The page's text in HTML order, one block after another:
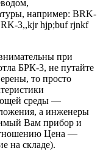
например: BRK-
3,,kjr hjp;buf rjnkf
при
БРК-3, не путайте
то просто
среды —
а инженеры
Вам прибор и
Цена —
на складе).